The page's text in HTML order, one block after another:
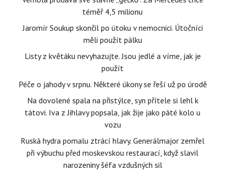
téměř 4,5 milionu
Jaromír Soukup skončil po útoku v nemocnici. Útočníci
měli použít pálku
Listy z květáku nevyhazujte. Jsou jedlé a víme, jak je
použít
Péče o jahody v srpnu. Některé úkony se řeší už po úrodě
Na dovolené spala na přistýlce, syn přítele si lehl k
tátovi. Iva z Jihlavy popsala, jak žije jako páté kolo u
vozu
Ruská hydra pomalu ztrácí hlavy. Generálmajor zemřel
při výbuchu před moskevskou restaurací, když slavil
narozeniny šéfa vzdušných sil